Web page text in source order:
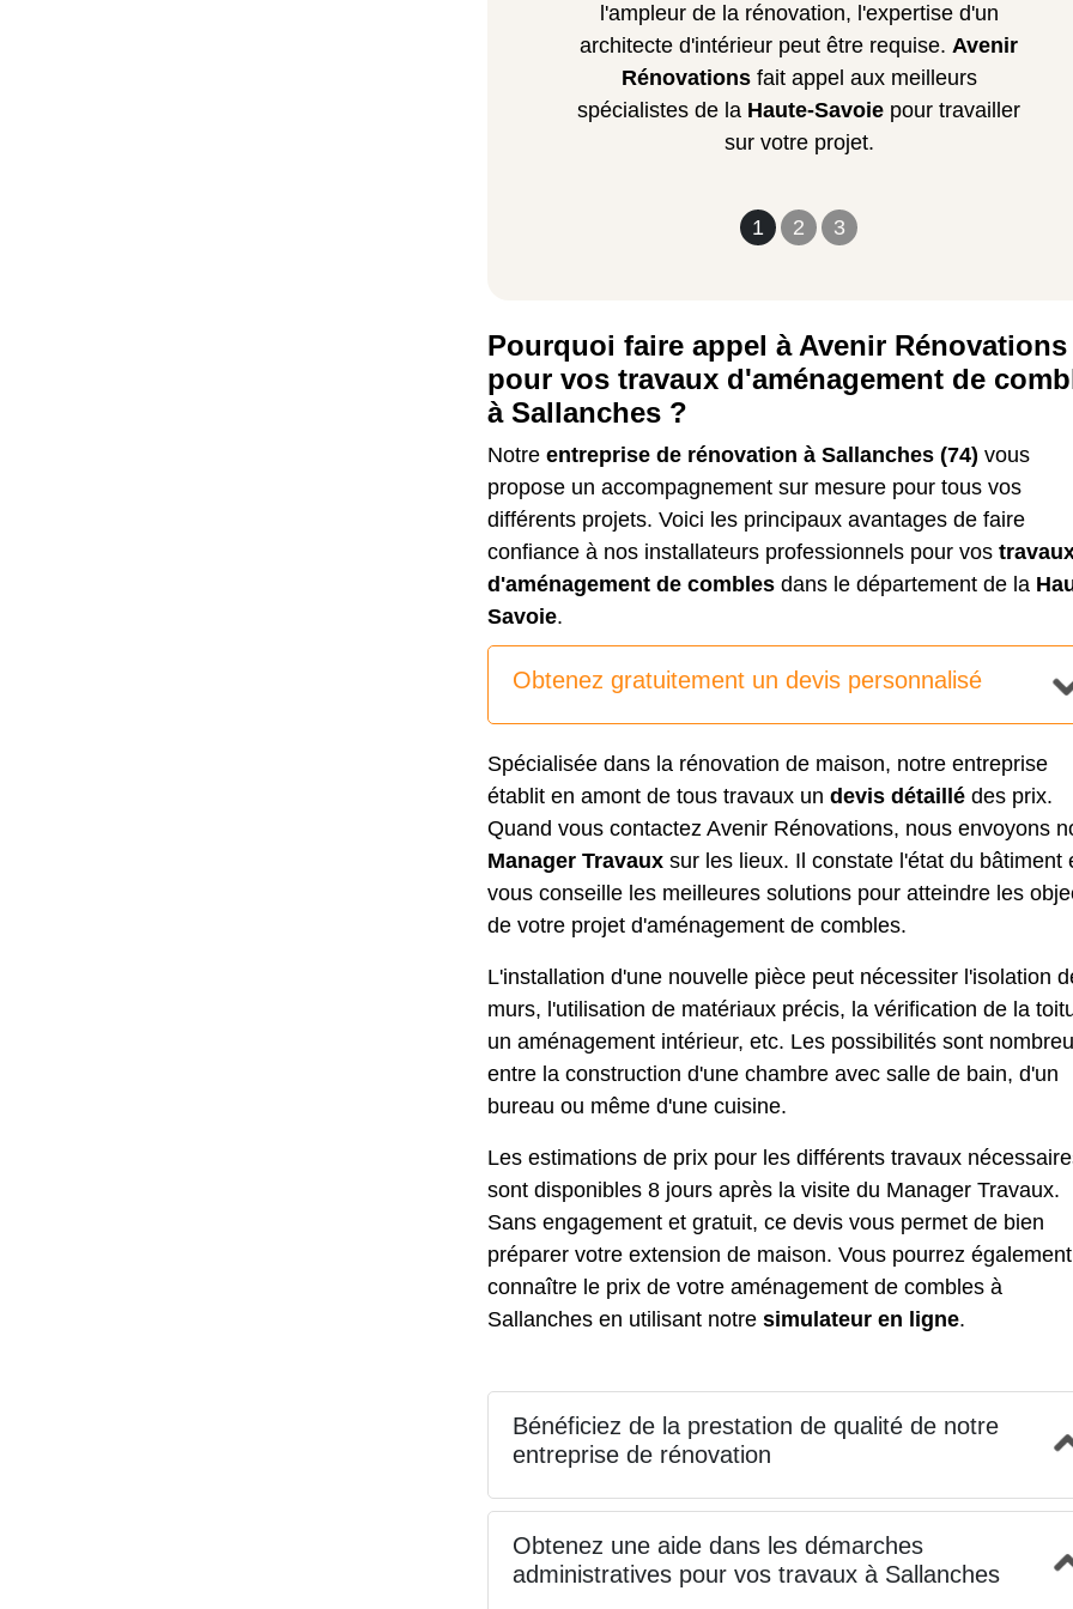
1 2 3
l'ampleur de la rénovation, l'expertise d'un
architecte d'intérieur peut être requise. Avenir
Rénovationsfait appel aux meilleurs
spécialistes de la Haute-Savoie pour travailler
sur votre projet.
Pourquoi faire appel à Avenir Rénovations
pour vos travaux d'aménagement de
à Sallanches ?
Notre entreprise de rénovation à Sallanches (74) vous
propose un accompagnement sur mesure pour tous vos
différents projets. Voici les principaux avantages de faire
confiance à nos installateurs professionnels pour vos
d'aménagement de combles dans le département de la
Savoie.
Obtenez gratuitement un devis personnalisé
Spécialisée dans la rénovation de maison, notre entreprise
établit en amont de tous travaux un devis détaillé des prix.
Quand vous contactez Avenir Rénovations, nous envoyons
Manager Travaux sur les lieux. Il constate l'état du bâtiment
vous conseille les meilleures solutions pour atteindre les
de votre projet d'aménagement de combles.
L'installation d'une nouvelle pièce peut nécessiter l'isolation
murs, l'utilisation de matériaux précis, la vérification de la
un aménagement intérieur, etc. Les possibilités sont
entre la construction d'une chambre avec salle de bain, d'un
bureau ou même d'une cuisine.
Les estimations de prix pour les différents travaux
sont disponibles 8 jours après la visite du Manager Travaux.
Sans engagement et gratuit, ce devis vous permet de bien
préparer votre extension de maison. Vous pourrez également
connaître le prix de votre aménagement de combles à
Sallanches en utilisant notre simulateur en ligne.
Bénéficiez de la prestation de qualité de notre
entreprise de rénovation
Obtenez une aide dans les démarches
administratives pour vos travaux à Sallanches